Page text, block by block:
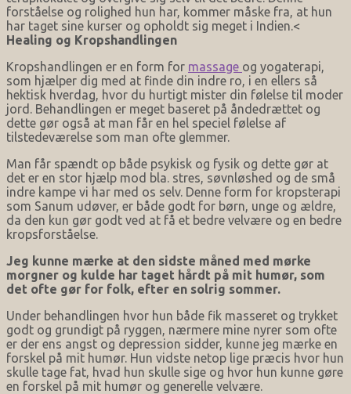
forståelse og rolighed hun har, kommer måske fra, at hun
har taget sine kurser og opholdt sig meget i Indien.<
Healing og Kropshandlingen
Kropshandlingen er en form for massage og yogaterapi,
som hjælper dig med at finde din indre ro, i en ellers så
hektisk hverdag, hvor du hurtigt mister din følelse til moder
jord. Behandlingen er meget baseret på åndedrættet og
dette gør også at man får en hel speciel følelse af
tilstedeværelse som man ofte glemmer.
Man får spændt op både psykisk og fysik og dette gør at
det er en stor hjælp mod bla. stres, søvnløshed og de små
indre kampe vi har med os selv. Denne form for kropsterapi
som Sanum udøver, er både godt for børn, unge og ældre,
da den kun gør godt ved at få et bedre velvære og en bedre
kropsforståelse.
Jeg kunne mærke at den sidste måned med mørke
morgner og kulde har taget hårdt på mit humør, som
det ofte gør for folk, efter en solrig sommer.
Under behandlingen hvor hun både fik masseret og trykket
godt og grundigt på ryggen, nærmere mine nyrer som ofte
er der ens angst og depression sidder, kunne jeg mærke en
forskel på mit humør. Hun vidste netop lige præcis hvor hun
skulle tage fat, hvad hun skulle sige og hvor hun kunne gøre
en forskel på mit humør og generelle velvære.